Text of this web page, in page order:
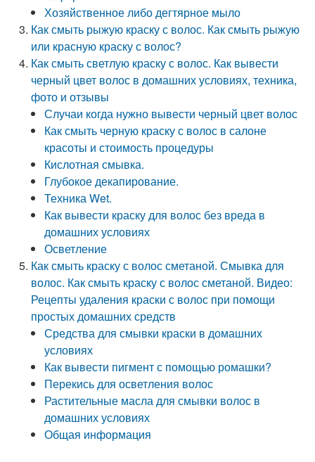
Хозяйственное либо дегтярное мыло
Как смыть рыжую краску с волос. Как смыть рыжую
или красную краску с волос?
Как смыть светлую краску с волос. Как вывести
черный цвет волос в домашних условиях, техника,
фото и отзывы
Случаи когда нужно вывести черный цвет волос
Как смыть черную краску с волос в салоне
красоты и стоимость процедуры
Кислотная смывка.
Глубокое декапирование.
Техника Wet.
Как вывести краску для волос без вреда в
домашних условиях
Осветление
Как смыть краску с волос сметаной. Смывка для
волос. Как смыть краску с волос сметаной. Видео:
Рецепты удаления краски с волос при помощи
простых домашних средств
Средства для смывки краски в домашних
условиях
Как вывести пигмент с помощью ромашки?
Перекись для осветления волос
Растительные масла для смывки волос в
домашних условиях
Общая информация